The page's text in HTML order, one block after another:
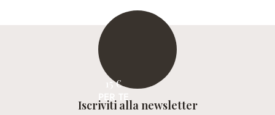
15 €
PER TE
Iscriviti alla newsletter